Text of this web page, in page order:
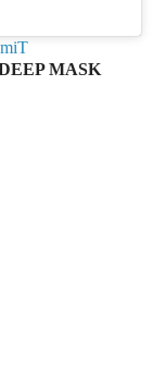
MASK